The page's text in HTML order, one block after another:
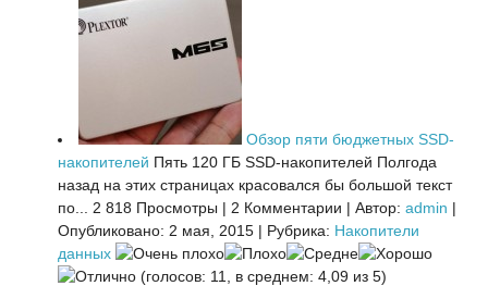
Обзор пяти бюджетных SSD-
накопителей Пять 120 ГБ SSD-накопителей Полгода
назад на этих страницах красовался бы большой текст
по...
2 818 Просмотры | 2 Комментарии | Автор: admin |
Опубликовано: 2 мая, 2015 | Рубрика: Накопители
данных
(голосов: 11, в среднем: 4,09 из 5)